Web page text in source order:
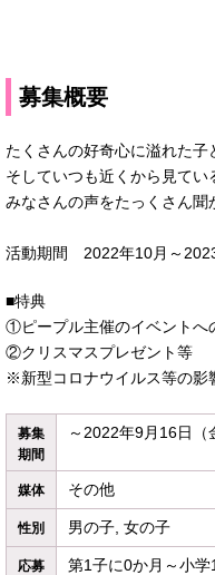
募集概要
たくさんの好奇心に溢れた子
そしていつも近くから見てい
みなさんの声をたっくさん聞
活動期間 2022年10月～
■特典
①ピープル主催のイベントへ
②クリスマスプレゼント等
※新型コロナウイルス等の影
募集
期間
～2022年9月16日（
媒体 その他
性別 男の子, 女の子
応募
第1子に0か月～小